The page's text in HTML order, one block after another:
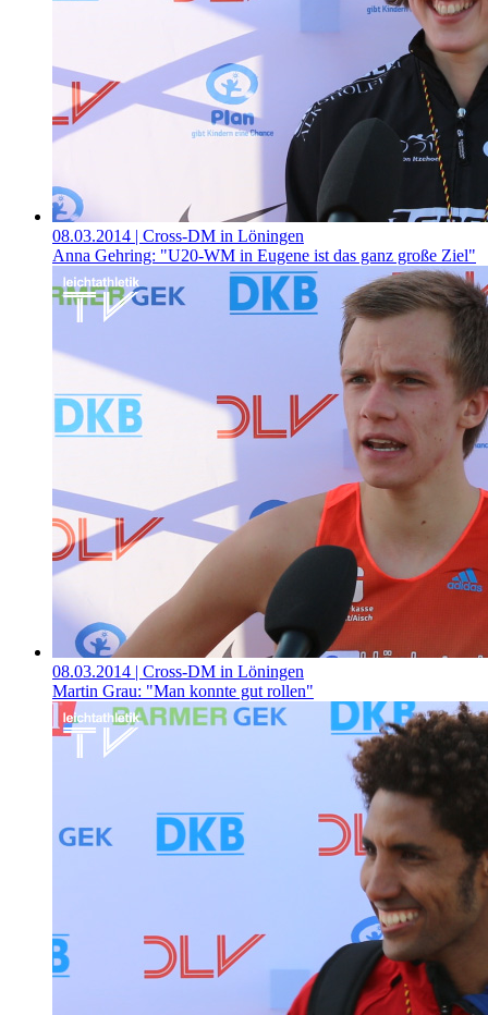
08.03.2014 | Cross-DM in Löningen
Anna Gehring: "U20-WM in Eugene ist das ganz große Ziel"
08.03.2014 | Cross-DM in Löningen
Martin Grau: "Man konnte gut rollen"